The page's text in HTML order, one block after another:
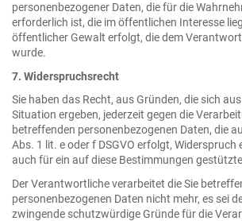
personenbezogener Daten, die für die
erforderlich ist, die im öffentlichen Interesse
öffentlicher Gewalt erfolgt, die dem
wurde.
7. Widerspruchsrecht
Sie haben das Recht, aus Gründen, die sich
Situation ergeben, jederzeit gegen die
betreffenden personenbezogenen Daten, die
Abs. 1 lit. e oder f DSGVO erfolgt, Widerspruch
auch für ein auf diese Bestimmungen
Der Verantwortliche verarbeitet die Sie
personenbezogenen Daten nicht mehr, es sei
zwingende schutzwürdige Gründe für die